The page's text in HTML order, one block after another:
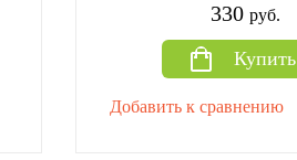
330 руб.
Купить
Добавить к сравнению